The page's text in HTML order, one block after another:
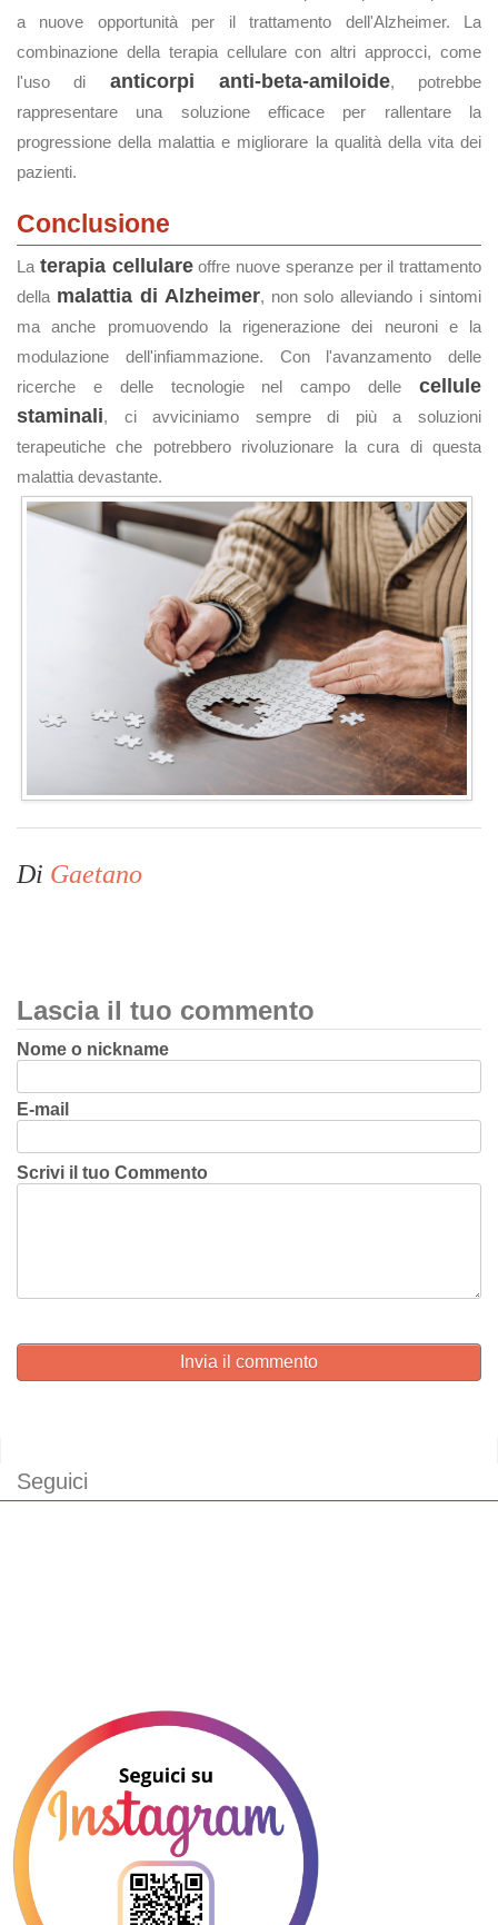
a nuove opportunità per il trattamento dell'Alzheimer. La
combinazione della terapia cellulare con altri approcci, come
l'uso di anticorpi anti-beta-amiloide, potrebbe
rappresentare una soluzione efficace per rallentare la
progressione della malattia e migliorare la qualità della vita dei
pazienti.
Conclusione
La terapia cellulareoffre nuove speranze per il trattamento
della malattia di Alzheimer, non solo alleviando i sintomi
ma anche promuovendo la rigenerazione dei neuroni e la
modulazione dell'infiammazione. Con l'avanzamento delle
ricerche e delle tecnologie nel campo delle cellule
staminali, ci avviciniamo sempre di più a soluzioni
terapeutiche che potrebbero rivoluzionare la cura di questa
malattia devastante.
Di Gaetano
Lascia il tuo commento
Nome o nickname
E-mail
Scrivi il tuo Commento
Invia il commento
Seguici